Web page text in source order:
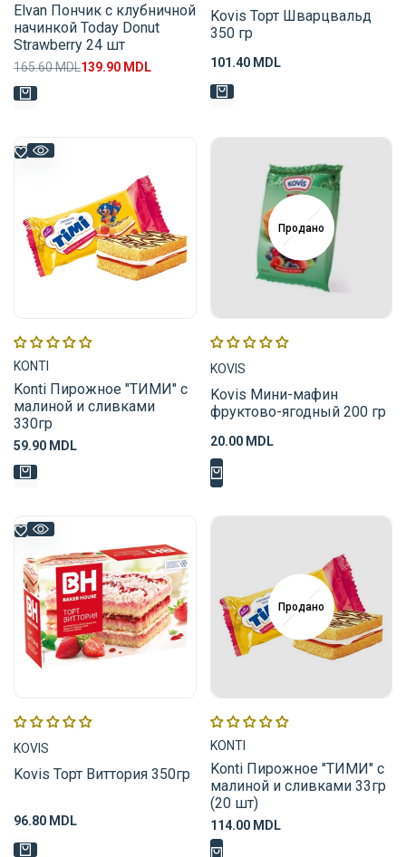
Elvan Пончик с клубничной
начинкой Today Donut
Strawberry 24 шт
Обычная
165.60 MDLЦена
139.90 MDL
Kovis Торт Шварцвальд
350 гр
Цена
101.40 MDL
KONTI
Konti Пирожное "ТИМИ" c
малиной и сливками
330гр
Цена
59.90 MDL
Продано
KOVIS
Kovis Мини-мафин
фруктово-ягодный 200 гр
Цена
20.00 MDL
KOVIS
Kovis Торт Виттория 350гр
Цена
96.80 MDL
Продано
KONTI
Konti Пирожное "ТИМИ" c
малиной и сливками 33гр
(20 шт)
Цена
распродажи
114.00 MDL